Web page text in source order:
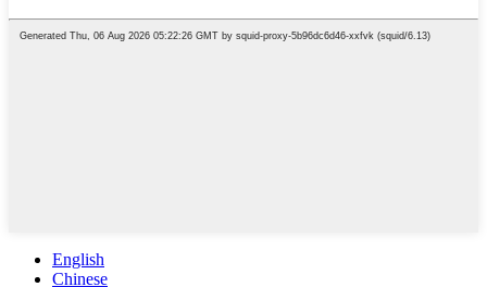
English
Chinese